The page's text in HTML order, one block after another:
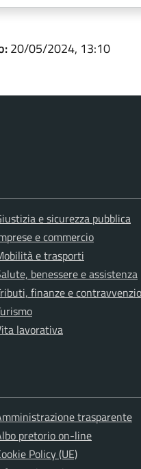
20/05/2024, 13:10
e sicurezza pubblica
e commercio
e trasporti
benessere e assistenza
finanze e
lavorativa
trasparente
pretorio on-line
Policy (UE)